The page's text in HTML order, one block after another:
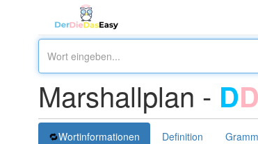
Marshallplan - DD
Wortinformationen Definition